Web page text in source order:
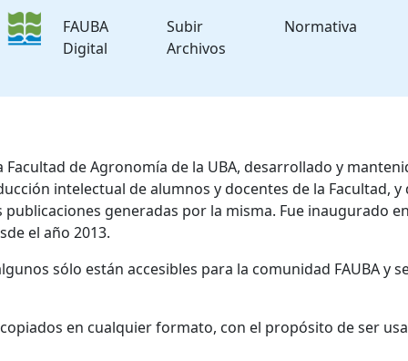
FAUBA
Digital
Subir
Archivos
Normativa
de Agronomía de la UBA, desarrollado y
intelectual de alumnos y docentes de la Facultad,
generadas por la misma. Fue inaugurado
el año 2013.
sólo están accesibles para la comunidad FAUBA y
en cualquier formato, con el propósito de ser